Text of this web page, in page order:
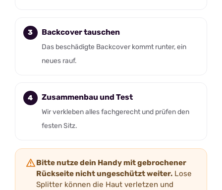
Backcover tauschen
Das beschädigte Backcover kommt runter, ein
neues rauf.
Zusammenbau und Test
Wir verkleben alles fachgerecht und prüfen den
festen Sitz.
Bitte nutze dein Handy mit gebrochener
Rückseite nicht ungeschützt weiter. Lose
Splitter können die Haut verletzen und